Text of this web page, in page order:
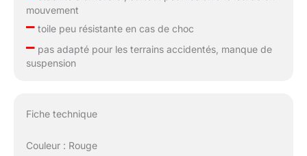
mouvement
–toile peu résistante en cas de choc
–pas adapté pour les terrains accidentés, manque de
suspension
Fiche technique
Couleur : Rouge